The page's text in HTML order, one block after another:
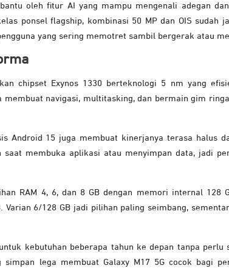
oleh fitur AI yang mampu mengenali adegan
ponsel flagship, kombinasi 50 MP dan OIS sudah
yang sering memotret sambil bergerak atau
chipset Exynos 1330 berteknologi 5 nm yang
membuat navigasi, multitasking, dan bermain gim
Android 15 juga membuat kinerjanya terasa halus
saat membuka aplikasi atau menyimpan data, jadi
RAM 4, 6, dan 8 GB dengan memori internal 128
Varian 6/128 GB jadi pilihan paling seimbang,
kebutuhan beberapa tahun ke depan tanpa perlu
lega membuat Galaxy M17 5G cocok bagi